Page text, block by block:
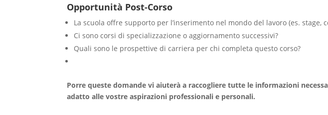
Opportunità Post-Corso
La scuola offre supporto per l’inserimento nel mondo del lavoro (es. stage,
Ci sono corsi di specializzazione o aggiornamento successivi?
Quali sono le prospettive di carriera per chi completa questo corso?
Porre queste domande vi aiuterà a raccogliere tutte le informazioni
adatto alle vostre aspirazioni professionali e personali.